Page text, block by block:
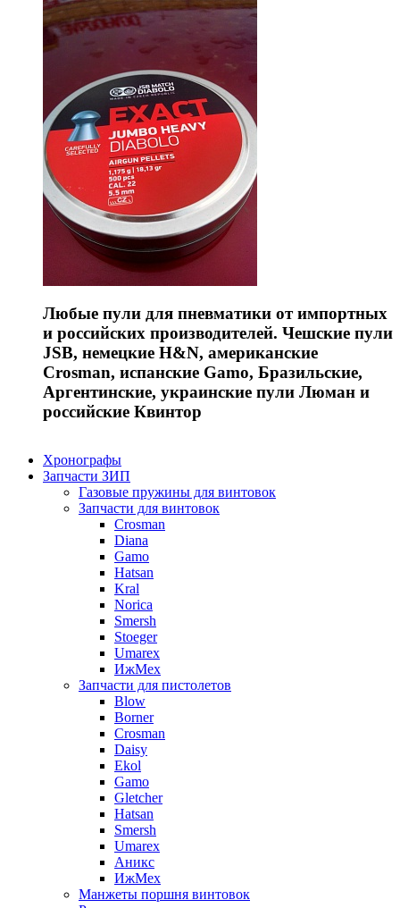
Любые пули для пневматики от импортных
и российских производителей. Чешские пули
JSB, немецкие H&N, американские
Crosman, испанские Gamo, Бразильские,
Аргентинские, украинские пули Люман и
российские Квинтор
Хронографы
Запчасти ЗИП
Газовые пружины для винтовок
Запчасти для винтовок
Crosman
Diana
Gamo
Hatsan
Kral
Norica
Smersh
Stoeger
Umarex
ИжМех
Запчасти для пистолетов
Blow
Borner
Crosman
Daisy
Ekol
Gamo
Gletcher
Hatsan
Smersh
Umarex
Аникс
ИжМех
Манжеты поршня винтовок